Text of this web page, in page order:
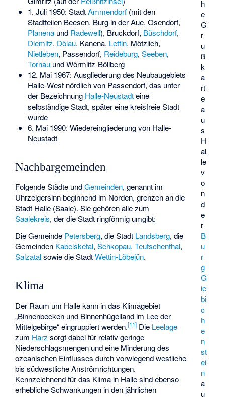
h
e
G
r
u
ß
k
a
rt
e
a
u
s
H
al
le
v
o
n
d
e
r
B
u
r
g
G
ie
bi
c
h
e
n
st
ei
n
a
u
1. Juli 1950: StadtAmmendorf(mit den
Stadtteilen Beesen, Burg in der Aue, Osendorf,
Planenaund Radewell), Bruckdorf, Büschdorf,
Diemitz, Dölau, Kanena, Lettin, Mötzlich,
Nietleben, Passendorf, Reideburg, Seeben,
Tornauund Wörmlitz-Böllberg
12. Mai 1967: Ausgliederung des Neubaugebiets
Halle-West nördlich von Passendorf, das unter
der Bezeichnung Halle-Neustadteine
selbständige Stadt, später eine kreisfreie Stadt
wurde
6. Mai 1990: Wiedereingliederung von Halle-
Neustadt
Nachbargemeinden
Folgende Städte undGemeinden, genannt im
Uhrzeigersinn beginnend im Norden, grenzen an die
Stadt Halle (Saale). Sie gehören alle zum
Saalekreis, der die Stadt ringförmig umgibt:
Die Gemeinde Petersberg, die Stadt Landsberg, die
Gemeinden Kabelsketal,Schkopau,Teutschenthal,
Salzatalsowie die StadtWettin-Löbejün.
Klima
Der Raum um Halle kann in das Klimagebiet
„Binnenbecken und Binnenhügelland im Lee der
Mittelgebirge“ eingruppiert werden.[11] Die Leelage
zum Harz sorgt dabei für relativ geringe
Niederschlagsmengen und eine Minderung des
ozeanischen Einflusses durch vorwiegend westliche
bis südwestliche Anströmrichtungen.
Kennzeichnend für das Klima in Halle sind ebenso
erhebliche Schwankungen in den jährlichen